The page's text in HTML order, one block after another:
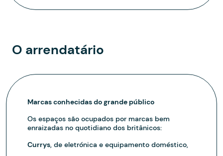
O arrendatário
Marcas conhecidas do grande público
Os espaços são ocupados por marcas bem
enraizadas no quotidiano dos britânicos:
Currys, de eletrónica e equipamento doméstico,